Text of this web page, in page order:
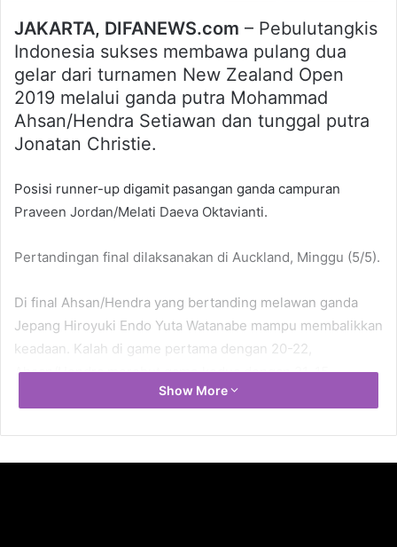
JAKARTA, DIFANEWS.com – Pebulutangkis
Indonesia sukses membawa pulang dua
gelar dari turnamen New Zealand Open
2019 melalui ganda putra Mohammad
Ahsan/Hendra Setiawan dan tunggal putra
Jonatan Christie.
Posisi runner-up digamit pasangan ganda campuran
Praveen Jordan/Melati Daeva Oktavianti.
Pertandingan final dilaksanakan di Auckland, Minggu (5/5).
Di final Ahsan/Hendra yang bertanding melawan ganda
Jepang Hiroyuki Endo Yuta Watanabe mampu membalikkan
keadaan. Kalah di game pertama dengan 20-22,
Ahsan/Hendra merebut game kedua dengan 21-15.
angin. Hiroyuki/Yuta sempat memimpin 12-8. Tetapi
rupanya di titik inilah ganda peringkat nomor empat dunia
Show More